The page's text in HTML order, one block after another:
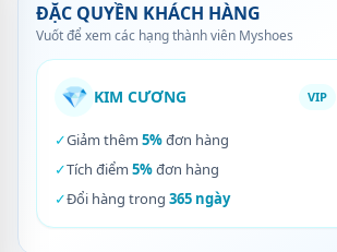
ĐẶC QUYỀN KHÁCH HÀNG
Vuốt để xem các hạng thành viên Myshoes
💎 KIM CƯƠNG VIP
✓Giảm thêm 5%đơn hàng
✓Tích điểm 5%đơn hàng
✓Đổi hàng trong 365 ngày